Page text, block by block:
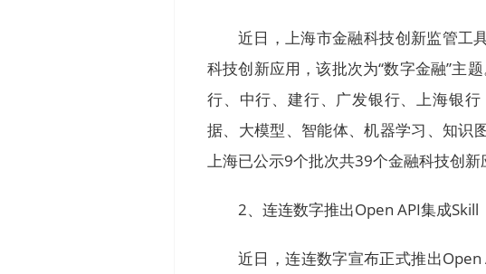
近日，上海市金融科技创新监管工
科技创新应用，该批次为“数字金融”主
行、中行、建行、广发银行、上海银
据、大模型、智能体、机器学习、知识
上海已公示9个批次共39个金融科技创新
2、连连数字推出Open API集成Skill
近日，连连数字宣布正式推出